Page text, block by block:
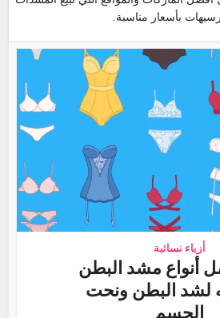
بأسعار مناسبة.
أزياء نسائية
أنواع مشد البطن
لشد البطن ونحت
الجسم